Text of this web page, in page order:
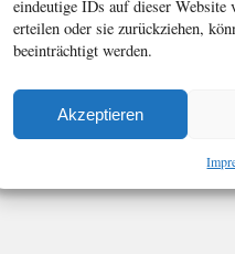
eindeutige IDs auf dieser
erteilen oder sie zurückziehen,
beeinträchtigt werden.
Akzeptieren